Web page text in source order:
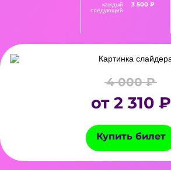
каждый
следующий
3 500 ₽
4 000 ₽
от 2 310 ₽
Купить билет